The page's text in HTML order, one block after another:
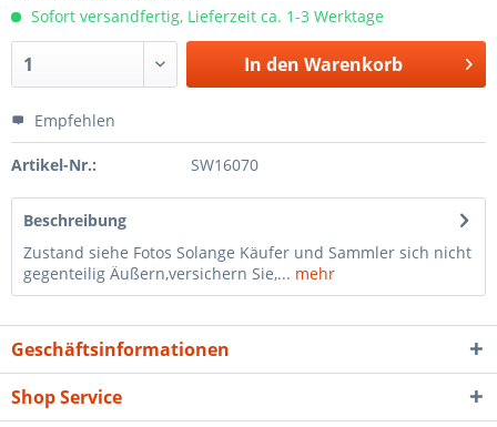
Sofort versandfertig, Lieferzeit ca. 1-3 Werktage
In den Warenkorb
Empfehlen
Artikel-Nr.: SW16070
Beschreibung
Zustand siehe Fotos Solange Käufer und Sammler sich nicht
gegenteilig Äußern,versichern Sie,... mehr
Geschäftsinformationen
Shop Service